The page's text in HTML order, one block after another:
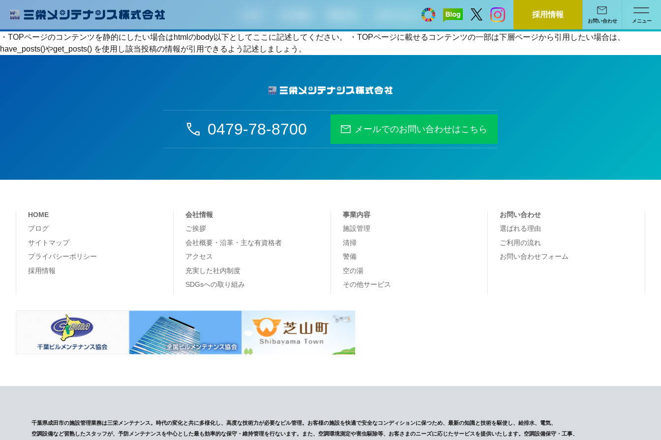
採用情報
お問い合わせ メニュー
・TOPページのコンテンツを静的にしたい場合はhtmlのbody以下としてここに記述してください。 ・TOPページに載せるコンテンツの一部は下層ページから引用したい場合は、
have_posts()やget_posts() を使用し該当投稿の情報が引用できるよう記述しましょう。
0479-78-8700 メールでのお問い合わせはこちら
HOME
ブログ
サイトマップ
プライバシーポリシー
採用情報
会社情報
ご挨拶
会社概要・沿革・主な有資格者
アクセス
充実した社内制度
SDGsへの取り組み
事業内容
施設管理
清掃
警備
空の湯
その他サービス
お問い合わせ
選ばれる理由
ご利用の流れ
お問い合わせフォーム
千葉県成田市の施設管理業務は三栄メンテナンス。時代の変化と共に多様化し、高度な技術力が必要なビル管理。お客様の施設を快適で安全なコンディションに保つため、最新の知識と技術を駆使し、給排水、電気、
空調設備など習熟したスタッフが、予防メンテナンスを中心とした最も効率的な保守・維持管理を行ないます。また、空調環境測定や害虫駆除等、お客さまのニーズに応じたサービスを提供いたします。空調設備保守・工事、